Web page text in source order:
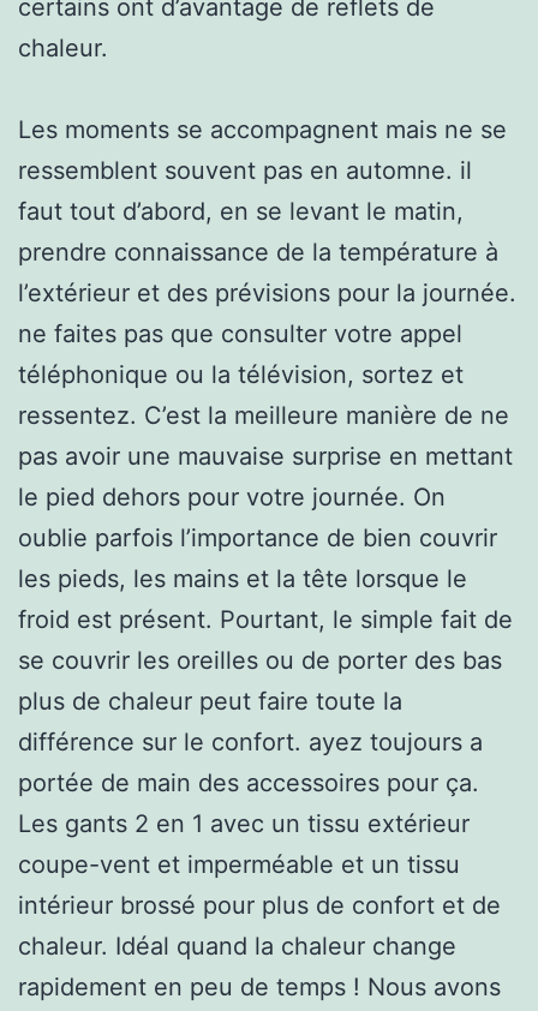
certains ont d’avantage de reflets de
chaleur.
Les moments se accompagnent mais ne se
ressemblent souvent pas en automne. il
faut tout d’abord, en se levant le matin,
prendre connaissance de la température à
l’extérieur et des prévisions pour la journée.
ne faites pas que consulter votre appel
téléphonique ou la télévision, sortez et
ressentez. C’est la meilleure manière de ne
pas avoir une mauvaise surprise en mettant
le pied dehors pour votre journée. On
oublie parfois l’importance de bien couvrir
les pieds, les mains et la tête lorsque le
froid est présent. Pourtant, le simple fait de
se couvrir les oreilles ou de porter des bas
plus de chaleur peut faire toute la
différence sur le confort. ayez toujours a
portée de main des accessoires pour ça.
Les gants 2 en 1 avec un tissu extérieur
coupe-vent et imperméable et un tissu
intérieur brossé pour plus de confort et de
chaleur. Idéal quand la chaleur change
rapidement en peu de temps ! Nous avons